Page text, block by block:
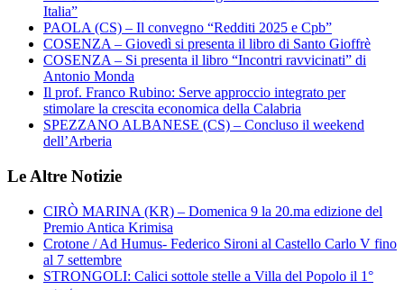
Italia”
PAOLA (CS) – Il convegno “Redditi 2025 e Cpb”
COSENZA – Giovedì si presenta il libro di Santo Gioffrè
COSENZA – Si presenta il libro “Incontri ravvicinati” di
Antonio Monda
Il prof. Franco Rubino: Serve approccio integrato per
stimolare la crescita economica della Calabria
SPEZZANO ALBANESE (CS) – Concluso il weekend
dell’Arberia
Le Altre Notizie
CIRÒ MARINA (KR) – Domenica 9 la 20.ma edizione del
Premio Antica Krimisa
Crotone / Ad Humus- Federico Sironi al Castello Carlo V fino
al 7 settembre
STRONGOLI: Calici sottole stelle a Villa del Popolo il 1°